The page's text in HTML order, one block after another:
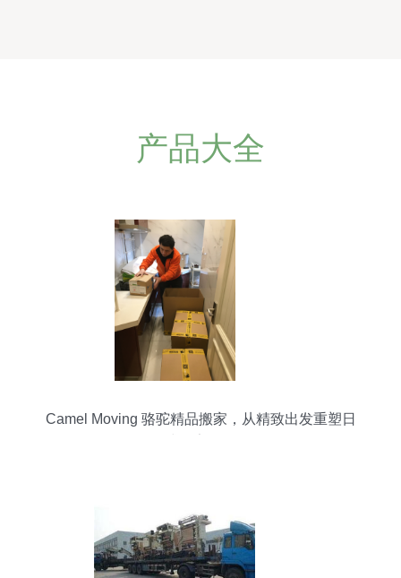
产品大全
Camel Moving 骆驼精品搬家，从精致出发重塑日